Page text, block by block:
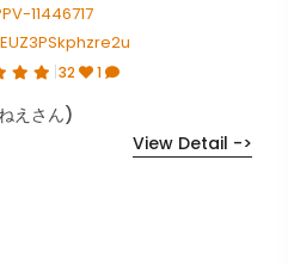
11446717
32 1
えさん)
View Detail ->